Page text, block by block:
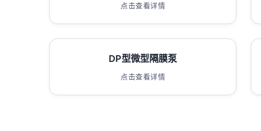
点击查看详情
DP型微型隔膜泵
点击查看详情